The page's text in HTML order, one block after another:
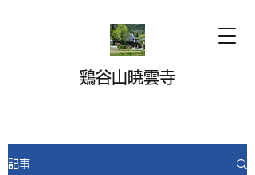
鶏谷山暁雲寺
記事